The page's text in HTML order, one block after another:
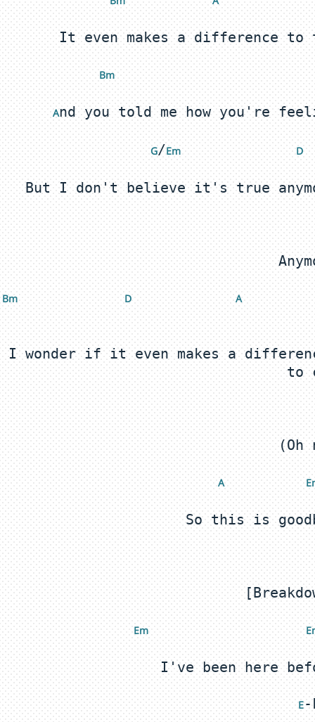
Bm
A
G/Em D
Bm D A
I wonder if it even makes a
A E
Em E
E